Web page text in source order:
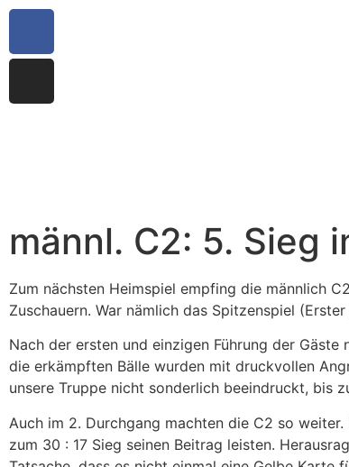
männl. C2: 5. Sieg
Zum nächsten Heimspiel empfing die männlich
Zuschauern. War nämlich das Spitzenspiel
Nach der ersten und einzigen Führung der
die erkämpften Bälle wurden mit druckvollen
unsere Truppe nicht sonderlich beeindruckt, bis
Auch im 2. Durchgang machten die C2 so
zum 30 : 17 Sieg seinen Beitrag leisten.